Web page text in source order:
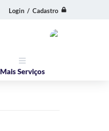
Login / Cadastro
Mais Serviços